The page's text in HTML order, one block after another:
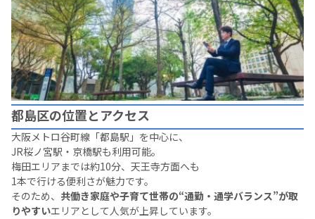
都島区の位置とアクセス
大阪メトロ谷町線「都島駅」を中心に、
JR桜ノ宮駅・京橋駅も利用可能。
梅田エリアまでは約10分、天王寺方面へも
1本で行ける便利さが魅力です。
そのため、 共働き家庭や子育て世帯の“通勤・通学バランス”が取
りやすいエリアとして人気が上昇しています。